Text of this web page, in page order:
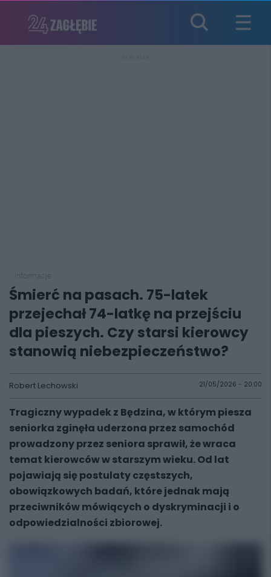
Śmierć na pasach. 75-latek
przejechał 74-latkę na przejściu
dla pieszych. Czy starsi kierowcy
stanowią niebezpieczeństwo?
Robert Lechowski 21/05/2026 - 20:00
Tragiczny wypadek z Będzina, w którym piesza
seniorka zginęła uderzona przez samochód
prowadzony przez seniora sprawił, że wraca
temat kierowców w starszym wieku. Od lat
pojawiają się postulaty częstszych,
obowiązkowych badań, które jednak mają
przeciwników mówiących o dyskryminacji i o
odpowiedzialności zbiorowej.